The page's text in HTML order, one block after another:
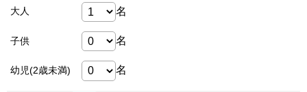
大人 名
子供 名
幼児(2歳未満) 名